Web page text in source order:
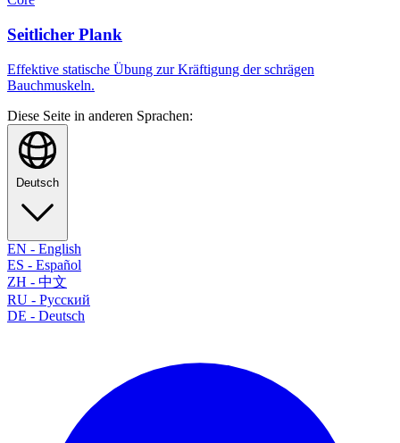
Seitlicher Plank
Effektive statische Übung zur Kräftigung der schrägen
Bauchmuskeln.
Diese Seite in anderen Sprachen:
Deutsch
EN - English
ES - Español
ZH - 中文
RU - Русский
DE - Deutsch